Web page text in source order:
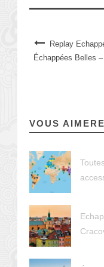
Replay
Échappées Belles
VOUS